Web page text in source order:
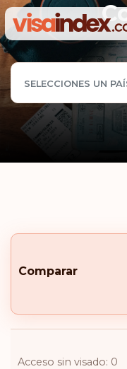
SELECCIONES UN
Comparar
Acceso sin visado: 0